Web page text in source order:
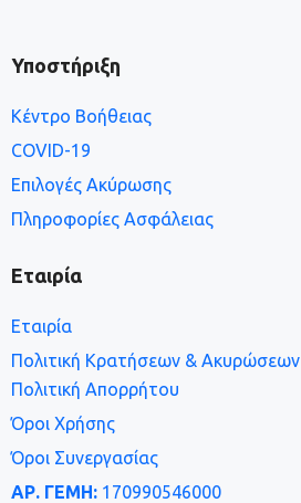
Υποστήριξη
Κέντρο Βοήθειας
COVID-19
Επιλογές Ακύρωσης
Πληροφορίες Ασφάλειας
Εταιρία
Εταιρία
Πολιτική Κρατήσεων & Ακυρώσεων
Πολιτική Απορρήτου
Όροι Χρήσης
Όροι Συνεργασίας
ΑΡ. ΓΕΜΗ: 170990546000